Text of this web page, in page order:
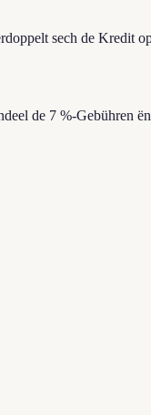
sech de Kredit
de 7 %-Gebühren